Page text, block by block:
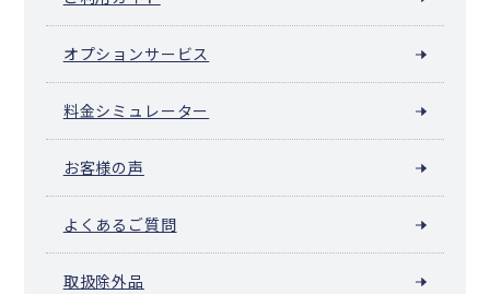
オプションサービス
料金シミュレーター
お客様の声
よくあるご質問
取扱除外品